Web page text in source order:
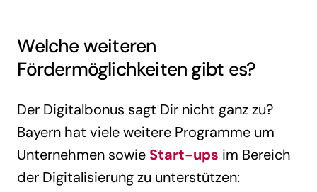
Welche weiteren
Fördermöglichkeiten gibt es?
Der Digitalbonus sagt Dir nicht ganz zu?
Bayern hat viele weitere Programme um
Unternehmen sowie Start-ups im Bereich
der Digitalisierung zu unterstützen: